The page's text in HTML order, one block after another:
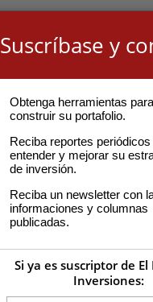
Suscríbase y
Obtenga herramientas para
construir su portafolio.
Reciba reportes periódicos
entender y mejorar su
de inversión.
Reciba un newsletter con
informaciones y columnas
publicadas.
Si ya es suscriptor de
Inversiones: